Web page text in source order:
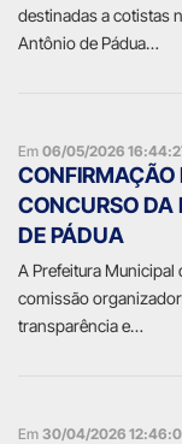
destinadas a cotistas
Antônio de Pádua…
Em 06/05/2026
CONFIRMAÇÃO
CONCURSO DA
DE PÁDUA
A Prefeitura Municipal
comissão
transparência e…
Em 30/04/2026